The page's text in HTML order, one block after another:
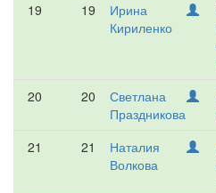
19 19
Ирина
Кириленко
20 20
Светлана
Праздникова
21 21
Наталия
Волкова